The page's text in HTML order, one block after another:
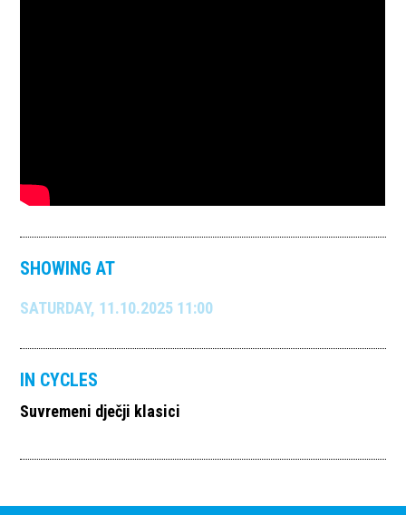
SHOWING AT
SATURDAY, 11.10.2025 11:00
IN CYCLES
Suvremeni dječji klasici